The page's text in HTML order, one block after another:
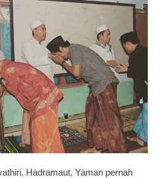
Hadramaut, Yaman pernah